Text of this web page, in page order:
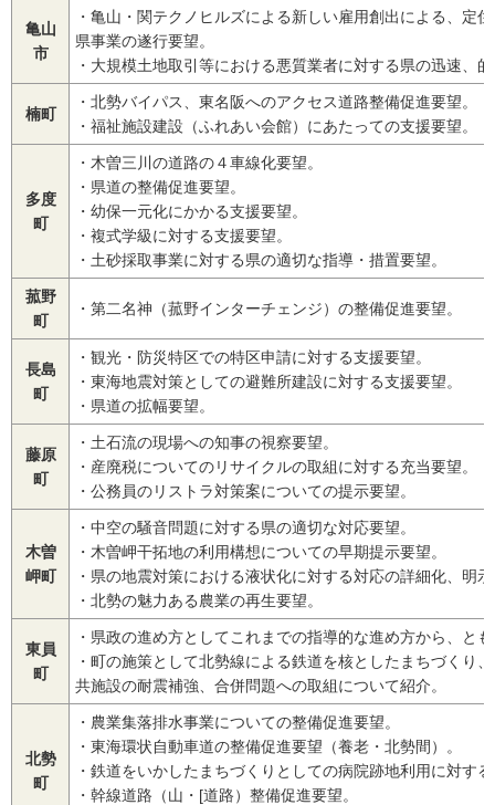
亀山
市
・亀山・関テクノヒルズによる新しい雇用創出による、定
県事業の遂行要望。
・大規模土地取引等における悪質業者に対する県の迅速、
楠町
・北勢バイパス、東名阪へのアクセス道路整備促進要望。
・福祉施設建設（ふれあい会館）にあたっての支援要望。
多度
町
・木曽三川の道路の４車線化要望。
・県道の整備促進要望。
・幼保一元化にかかる支援要望。
・複式学級に対する支援要望。
・土砂採取事業に対する県の適切な指導・措置要望。
菰野
町
・第二名神（菰野インターチェンジ）の整備促進要望。
長島
町
・観光・防災特区での特区申請に対する支援要望。
・東海地震対策としての避難所建設に対する支援要望。
・県道の拡幅要望。
藤原
町
・土石流の現場への知事の視察要望。
・産廃税についてのリサイクルの取組に対する充当要望。
・公務員のリストラ対策案についての提示要望。
木曽
岬町
・中空の騒音問題に対する県の適切な対応要望。
・木曽岬干拓地の利用構想についての早期提示要望。
・県の地震対策における液状化に対する対応の詳細化、明
・北勢の魅力ある農業の再生要望。
東員
町
・県政の進め方としてこれまでの指導的な進め方から、と
・町の施策として北勢線による鉄道を核としたまちづくり
共施設の耐震補強、合併問題への取組について紹介。
北勢
町
・農業集落排水事業についての整備促進要望。
・東海環状自動車道の整備促進要望（養老・北勢間）。
・鉄道をいかしたまちづくりとしての病院跡地利用に対す
・幹線道路（山・[道路）整備促進要望。